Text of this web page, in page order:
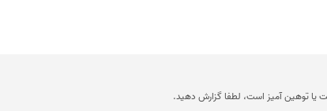
توهین آمیز است، لطفا گزارش دهید.